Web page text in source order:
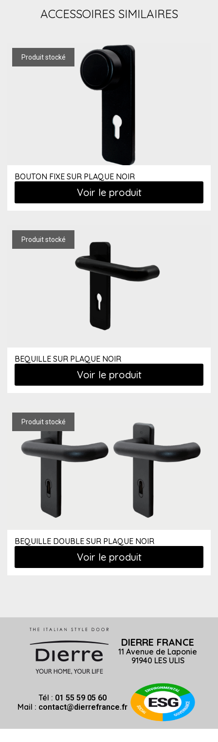
ACCESSOIRES SIMILAIRES
BOUTON FIXE SUR PLAQUE NOIR
Voir le produit
BEQUILLE SUR PLAQUE NOIR
Voir le produit
BEQUILLE DOUBLE SUR PLAQUE NOIR
Voir le produit
DIERRE FRANCE
11 Avenue de Laponie
91940 LES ULIS
Tél : 01 55 59 05 60
Mail : contact@dierrefrance.fr